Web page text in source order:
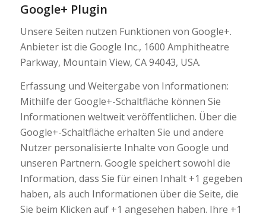
Google+ Plugin
Unsere Seiten nutzen Funktionen von Google+.
Anbieter ist die Google Inc., 1600 Amphitheatre
Parkway, Mountain View, CA 94043, USA.
Erfassung und Weitergabe von Informationen:
Mithilfe der Google+-Schaltfläche können Sie
Informationen weltweit veröffentlichen. Über die
Google+-Schaltfläche erhalten Sie und andere
Nutzer personalisierte Inhalte von Google und
unseren Partnern. Google speichert sowohl die
Information, dass Sie für einen Inhalt +1 gegeben
haben, als auch Informationen über die Seite, die
Sie beim Klicken auf +1 angesehen haben. Ihre +1